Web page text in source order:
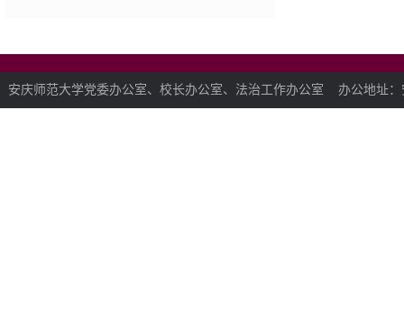
安庆师范大学党委办公室、校长办公室、法治工作办公室 办公地址：